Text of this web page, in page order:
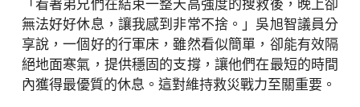
「看著弟兄們在結束一整天高強度的搜救後，晚上卻
無法好好休息，讓我感到非常不捨。」吳旭智議員分
享說，一個好的行軍床，雖然看似簡單，卻能有效隔
絕地面寒氣，提供穩固的支撐，讓他們在最短的時間
內獲得最優質的休息。這對維持救災戰力至關重要。